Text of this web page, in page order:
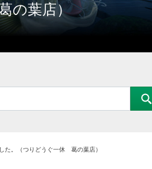
の葉店）
た。（つりどうぐ一休 葛の葉店）